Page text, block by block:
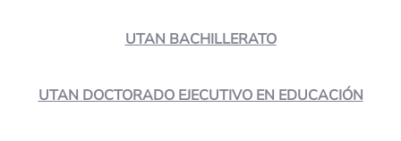
UTAN BACHILLERATO
UTAN DOCTORADO EJECUTIVO EN EDUCACIÓN